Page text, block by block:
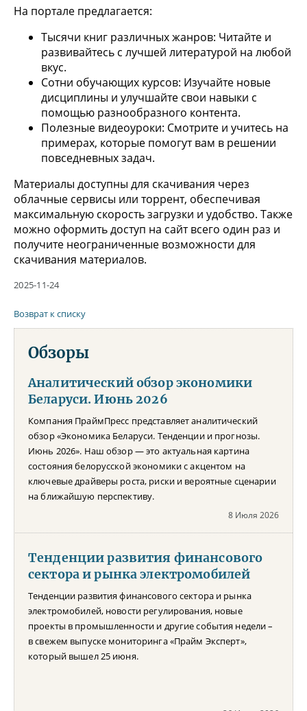
На портале предлагается:
Тысячи книг различных жанров: Читайте и
развивайтесь с лучшей литературой на любой
вкус.
Сотни обучающих курсов: Изучайте новые
дисциплины и улучшайте свои навыки с
помощью разнообразного контента.
Полезные видеоуроки: Смотрите и учитесь на
примерах, которые помогут вам в решении
повседневных задач.
Материалы доступны для скачивания через
облачные сервисы или торрент, обеспечивая
максимальную скорость загрузки и удобство. Также
можно оформить доступ на сайт всего один раз и
получите неограниченные возможности для
скачивания материалов.
2025-11-24
Возврат к списку
Обзоры
Аналитический обзор экономики
Беларуси. Июнь 2026
Компания ПраймПресс представляет аналитический
обзор «Экономика Беларуси. Тенденции и прогнозы.
Июнь 2026». Наш обзор — это актуальная картина
состояния белорусской экономики с акцентом на
ключевые драйверы роста, риски и вероятные сценарии
на ближайшую перспективу.
8 Июля 2026
Тенденции развития финансового
сектора и рынка электромобилей
Тенденции развития финансового сектора и рынка
электромобилей, новости регулирования, новые
проекты в промышленности и другие события недели –
в свежем выпуске мониторинга «Прайм Эксперт»,
который вышел 25 июня.